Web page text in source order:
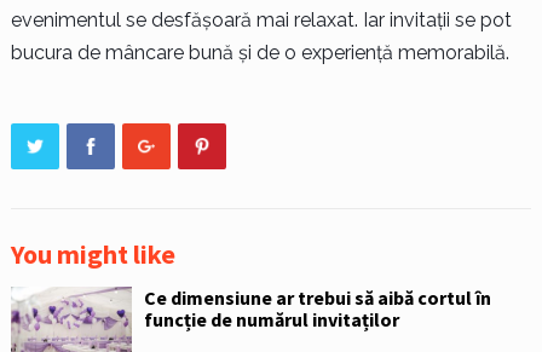
evenimentul se desfășoară mai relaxat. Iar invitații se pot
bucura de mâncare bună și de o experiență memorabilă.
You might like
Ce dimensiune ar trebui să aibă cortul în
funcție de numărul invitaților